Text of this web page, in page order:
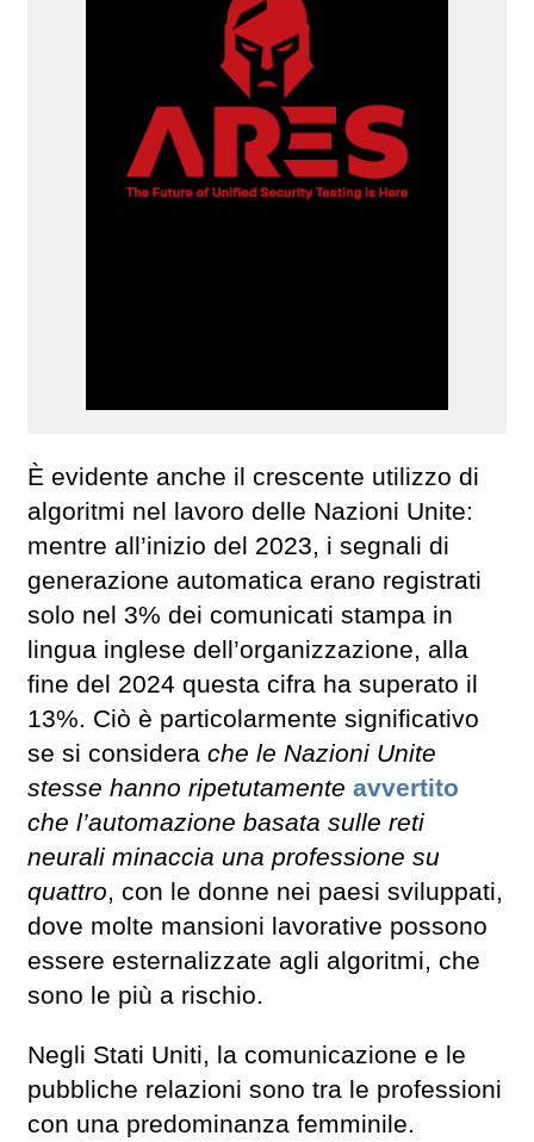
È evidente anche il crescente utilizzo di
algoritmi nel lavoro delle Nazioni Unite:
mentre all’inizio del 2023, i segnali di
generazione automatica erano registrati
solo nel 3% dei comunicati stampa in
lingua inglese dell’organizzazione, alla
fine del 2024 questa cifra ha superato il
13%. Ciò è particolarmente significativo
se si considera che le Nazioni Unite
stesse hanno ripetutamente avvertito
che l’automazione basata sulle reti
neurali minaccia una professione su
quattro, con le donne nei paesi sviluppati,
dove molte mansioni lavorative possono
essere esternalizzate agli algoritmi, che
sono le più a rischio.
Negli Stati Uniti, la comunicazione e le
pubbliche relazioni sono tra le professioni
con una predominanza femminile.